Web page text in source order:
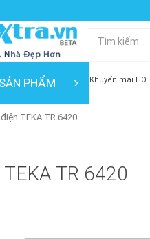
PHẨM Khuyến mãi
TEKA TR 6420
TR 6420